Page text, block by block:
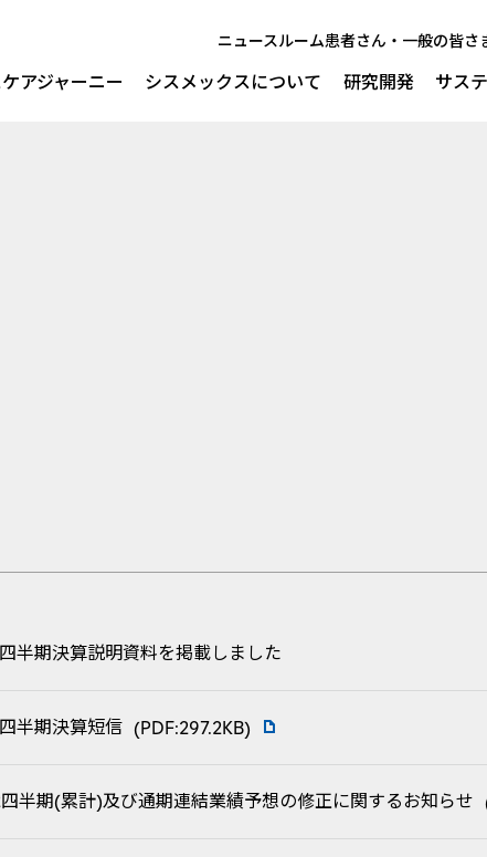
ニュースルーム患者さん・一般の皆さ
アジャーニー
シスメックスについて 研究開発 サス
半期決算説明資料を掲載しました
半期決算短信 (PDF:297.2KB)
半期(累計)及び通期連結業績予想の修正に関するお知らせ